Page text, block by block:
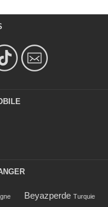
Beyazperde Turquie